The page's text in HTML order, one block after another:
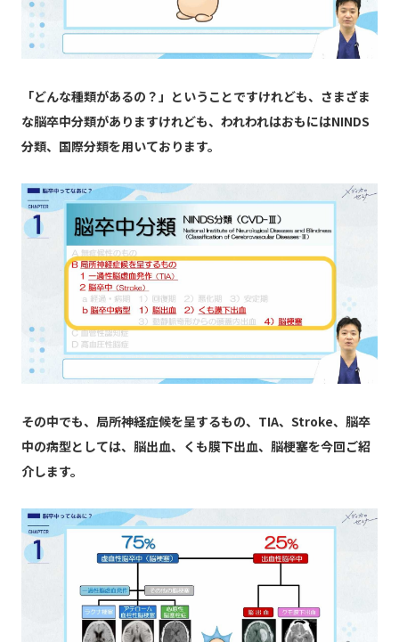
「どんな種類があるの？」ということですけれども、さまざま
な脳卒中分類がありますけれども、われわれはおもにはNINDS
分類、国際分類を用いております。
その中でも、局所神経症候を呈するもの、TIA、Stroke、脳卒
中の病型としては、脳出血、くも膜下出血、脳梗塞を今回ご紹
介します。